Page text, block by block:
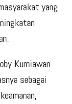
yang
Kurniawan
sebagai